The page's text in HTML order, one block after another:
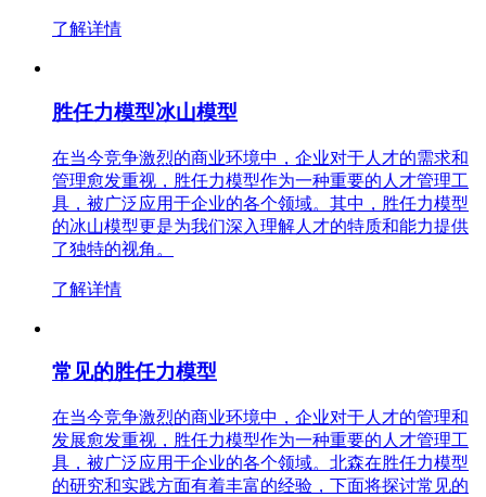
了解详情
胜任力模型冰山模型
在当今竞争激烈的商业环境中，企业对于人才的需求和
管理愈发重视，胜任力模型作为一种重要的人才管理工
具，被广泛应用于企业的各个领域。其中，胜任力模型
的冰山模型更是为我们深入理解人才的特质和能力提供
了独特的视角。
了解详情
常见的胜任力模型
在当今竞争激烈的商业环境中，企业对于人才的管理和
发展愈发重视，胜任力模型作为一种重要的人才管理工
具，被广泛应用于企业的各个领域。北森在胜任力模型
的研究和实践方面有着丰富的经验，下面将探讨常见的